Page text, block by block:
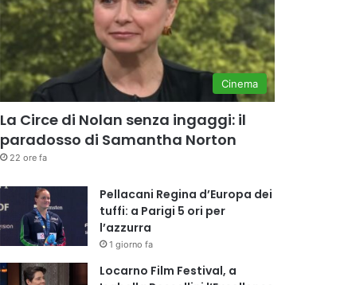
Cinema
La Circe di Nolan senza ingaggi: il
paradosso di Samantha Norton
22 ore fa
Pellacani Regina d’Europa dei
tuffi: a Parigi 5 ori per
l’azzurra
1 giorno fa
Locarno Film Festival, a